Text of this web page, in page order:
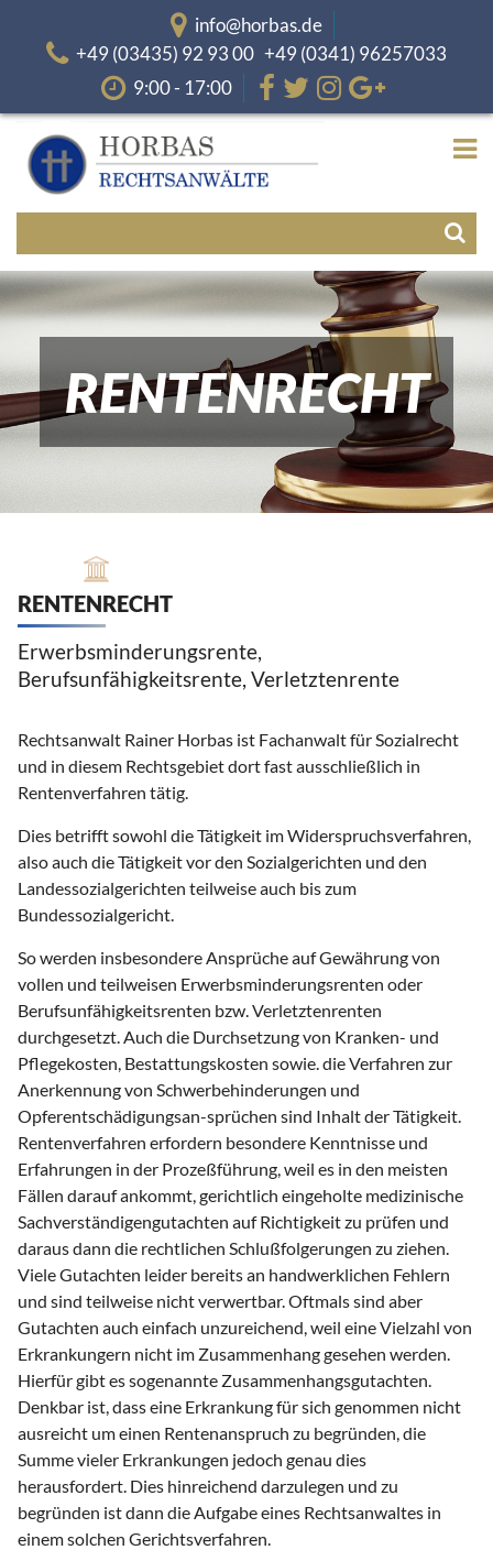
info@horbas.de
+49 (03435) 92 93 00 +49 (0341) 96257033
9:00 - 17:00
RENTENRECHT
RENTENRECHT
Erwerbsminderungsrente,
Berufsunfähigkeitsrente, Verletztenrente
Rechtsanwalt Rainer Horbas ist Fachanwalt für Sozialrecht
und in diesem Rechtsgebiet dort fast ausschließlich in
Rentenverfahren tätig.
Dies betrifft sowohl die Tätigkeit im Widerspruchsverfahren,
also auch die Tätigkeit vor den Sozialgerichten und den
Landessozialgerichten teilweise auch bis zum
Bundessozialgericht.
So werden insbesondere Ansprüche auf Gewährung von
vollen und teilweisen Erwerbsminderungsrenten oder
Berufsunfähigkeitsrenten bzw. Verletztenrenten
durchgesetzt. Auch die Durchsetzung von Kranken- und
Pflegekosten, Bestattungskosten sowie. die Verfahren zur
Anerkennung von Schwerbehinderungen und
Opferentschädigungsan-sprüchen sind Inhalt der Tätigkeit.
Rentenverfahren erfordern besondere Kenntnisse und
Erfahrungen in der Prozeßführung, weil es in den meisten
Fällen darauf ankommt, gerichtlich eingeholte medizinische
Sachverständigengutachten auf Richtigkeit zu prüfen und
daraus dann die rechtlichen Schlußfolgerungen zu ziehen.
Viele Gutachten leider bereits an handwerklichen Fehlern
und sind teilweise nicht verwertbar. Oftmals sind aber
Gutachten auch einfach unzureichend, weil eine Vielzahl von
Erkrankungern nicht im Zusammenhang gesehen werden.
Hierfür gibt es sogenannte Zusammenhangsgutachten.
Denkbar ist, dass eine Erkrankung für sich genommen nicht
ausreicht um einen Rentenanspruch zu begründen, die
Summe vieler Erkrankungen jedoch genau dies
herausfordert. Dies hinreichend darzulegen und zu
begründen ist dann die Aufgabe eines Rechtsanwaltes in
einem solchen Gerichtsverfahren.